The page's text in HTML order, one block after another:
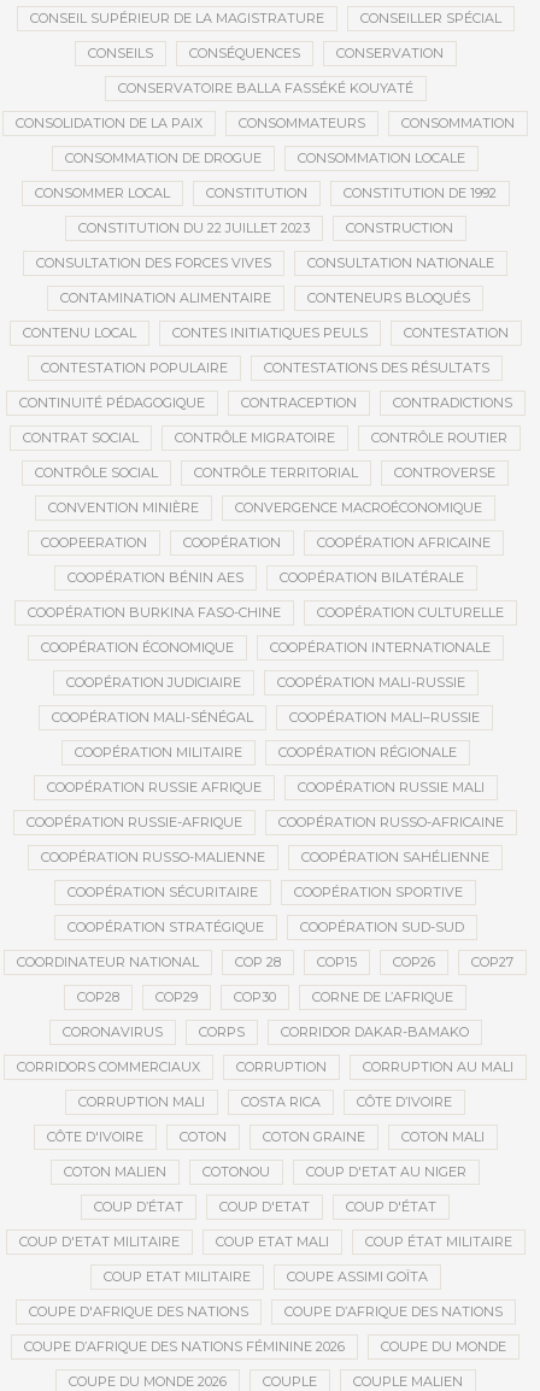
CONSEIL SUPÉRIEUR DE LA MAGISTRATURE CONSEILLER SPÉCIAL
CONSEILS CONSÉQUENCES CONSERVATION
CONSERVATOIRE BALLA FASSÉKÉ KOUYATÉ
CONSOLIDATION DE LA PAIX CONSOMMATEURS CONSOMMATION
CONSOMMATION DE DROGUE CONSOMMATION LOCALE
CONSOMMER LOCAL CONSTITUTION CONSTITUTION DE 1992
CONSTITUTION DU 22 JUILLET 2023 CONSTRUCTION
CONSULTATION DES FORCES VIVES CONSULTATION NATIONALE
CONTAMINATION ALIMENTAIRE CONTENEURS BLOQUÉS
CONTENU LOCAL CONTES INITIATIQUES PEULS CONTESTATION
CONTESTATION POPULAIRE CONTESTATIONS DES RÉSULTATS
CONTINUITÉ PÉDAGOGIQUE CONTRACEPTION CONTRADICTIONS
CONTRAT SOCIAL CONTRÔLE MIGRATOIRE CONTRÔLE ROUTIER
CONTRÔLE SOCIAL CONTRÔLE TERRITORIAL CONTROVERSE
CONVENTION MINIÈRE CONVERGENCE MACROÉCONOMIQUE
COOPEERATION COOPÉRATION COOPÉRATION AFRICAINE
COOPÉRATION BÉNIN AES COOPÉRATION BILATÉRALE
COOPÉRATION BURKINA FASO-CHINE COOPÉRATION CULTURELLE
COOPÉRATION ÉCONOMIQUE COOPÉRATION INTERNATIONALE
COOPÉRATION JUDICIAIRE COOPÉRATION MALI-RUSSIE
COOPÉRATION MALI-SÉNÉGAL COOPÉRATION MALI–RUSSIE
COOPÉRATION MILITAIRE COOPÉRATION RÉGIONALE
COOPÉRATION RUSSIE AFRIQUE COOPÉRATION RUSSIE MALI
COOPÉRATION RUSSIE-AFRIQUE COOPÉRATION RUSSO-AFRICAINE
COOPÉRATION RUSSO-MALIENNE COOPÉRATION SAHÉLIENNE
COOPÉRATION SÉCURITAIRE COOPÉRATION SPORTIVE
COOPÉRATION STRATÉGIQUE COOPÉRATION SUD-SUD
COORDINATEUR NATIONAL COP 28 COP15 COP26 COP27
COP28 COP29 COP30 CORNE DE L’AFRIQUE
CORONAVIRUS CORPS CORRIDOR DAKAR-BAMAKO
CORRIDORS COMMERCIAUX CORRUPTION CORRUPTION AU MALI
CORRUPTION MALI COSTA RICA CÔTE D’IVOIRE
CÔTE D'IVOIRE COTON COTON GRAINE COTON MALI
COTON MALIEN COTONOU COUP D'ETAT AU NIGER
COUP D’ÉTAT COUP D'ETAT COUP D'ÉTAT
COUP D'ETAT MILITAIRE COUP ETAT MALI COUP ÉTAT MILITAIRE
COUP ETAT MILITAIRE COUPE ASSIMI GOÏTA
COUPE D'AFRIQUE DES NATIONS COUPE D’AFRIQUE DES NATIONS
COUPE D’AFRIQUE DES NATIONS FÉMININE 2026 COUPE DU MONDE
COUPE DU MONDE 2026 COUPLE COUPLE MALIEN